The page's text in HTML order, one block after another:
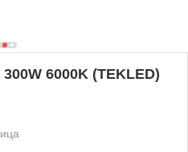
6000K (TEKLED)